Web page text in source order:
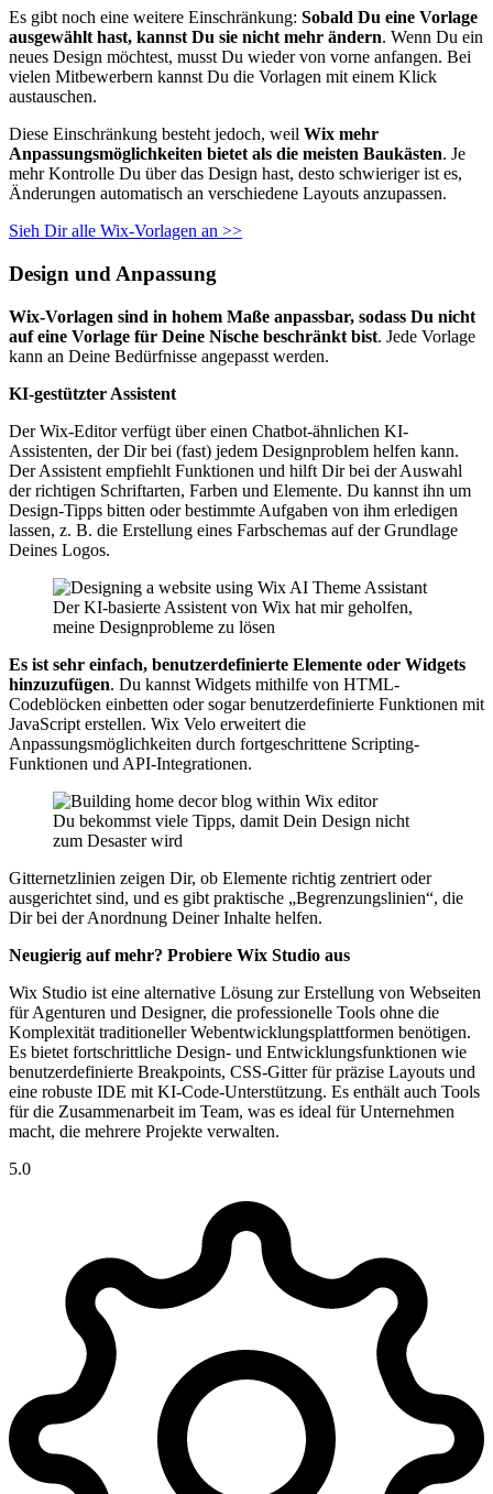
Es gibt noch eine weitere Einschränkung: Sobald Du eine Vorlage
ausgewählt hast, kannst Du sie nicht mehr ändern. Wenn Du ein
neues Design möchtest, musst Du wieder von vorne anfangen. Bei
vielen Mitbewerbern kannst Du die Vorlagen mit einem Klick
austauschen.
Diese Einschränkung besteht jedoch, weil Wix mehr
Anpassungsmöglichkeiten bietet als die meisten Baukästen. Je
mehr Kontrolle Du über das Design hast, desto schwieriger ist es,
Änderungen automatisch an verschiedene Layouts anzupassen.
Sieh Dir alle Wix-Vorlagen an >>
Design und Anpassung
Wix-Vorlagen sind in hohem Maße anpassbar, sodass Du nicht
auf eine Vorlage für Deine Nische beschränkt bist. Jede Vorlage
kann an Deine Bedürfnisse angepasst werden.
KI-gestützter Assistent
Der Wix-Editor verfügt über einen Chatbot-ähnlichen KI-
Assistenten, der Dir bei (fast) jedem Designproblem helfen kann.
Der Assistent empfiehlt Funktionen und hilft Dir bei der Auswahl
der richtigen Schriftarten, Farben und Elemente. Du kannst ihn um
Design-Tipps bitten oder bestimmte Aufgaben von ihm erledigen
lassen, z. B. die Erstellung eines Farbschemas auf der Grundlage
Deines Logos.
Der KI-basierte Assistent von Wix hat mir geholfen,
meine Designprobleme zu lösen
Es ist sehr einfach, benutzerdefinierte Elemente oder Widgets
hinzuzufügen. Du kannst Widgets mithilfe von HTML-
Codeblöcken einbetten oder sogar benutzerdefinierte Funktionen mit
JavaScript erstellen. Wix Velo erweitert die
Anpassungsmöglichkeiten durch fortgeschrittene Scripting-
Funktionen und API-Integrationen.
Du bekommst viele Tipps, damit Dein Design nicht
zum Desaster wird
Gitternetzlinien zeigen Dir, ob Elemente richtig zentriert oder
ausgerichtet sind, und es gibt praktische „Begrenzungslinien“, die
Dir bei der Anordnung Deiner Inhalte helfen.
Neugierig auf mehr? Probiere Wix Studio aus
Wix Studio ist eine alternative Lösung zur Erstellung von Webseiten
für Agenturen und Designer, die professionelle Tools ohne die
Komplexität traditioneller Webentwicklungsplattformen benötigen.
Es bietet fortschrittliche Design- und Entwicklungsfunktionen wie
benutzerdefinierte Breakpoints, CSS-Gitter für präzise Layouts und
eine robuste IDE mit KI-Code-Unterstützung. Es enthält auch Tools
für die Zusammenarbeit im Team, was es ideal für Unternehmen
macht, die mehrere Projekte verwalten.
5.0